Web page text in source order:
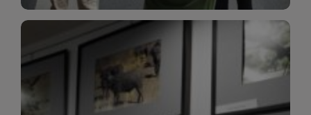
Wydarzenia
W tej zakładce publikujemy informacje o